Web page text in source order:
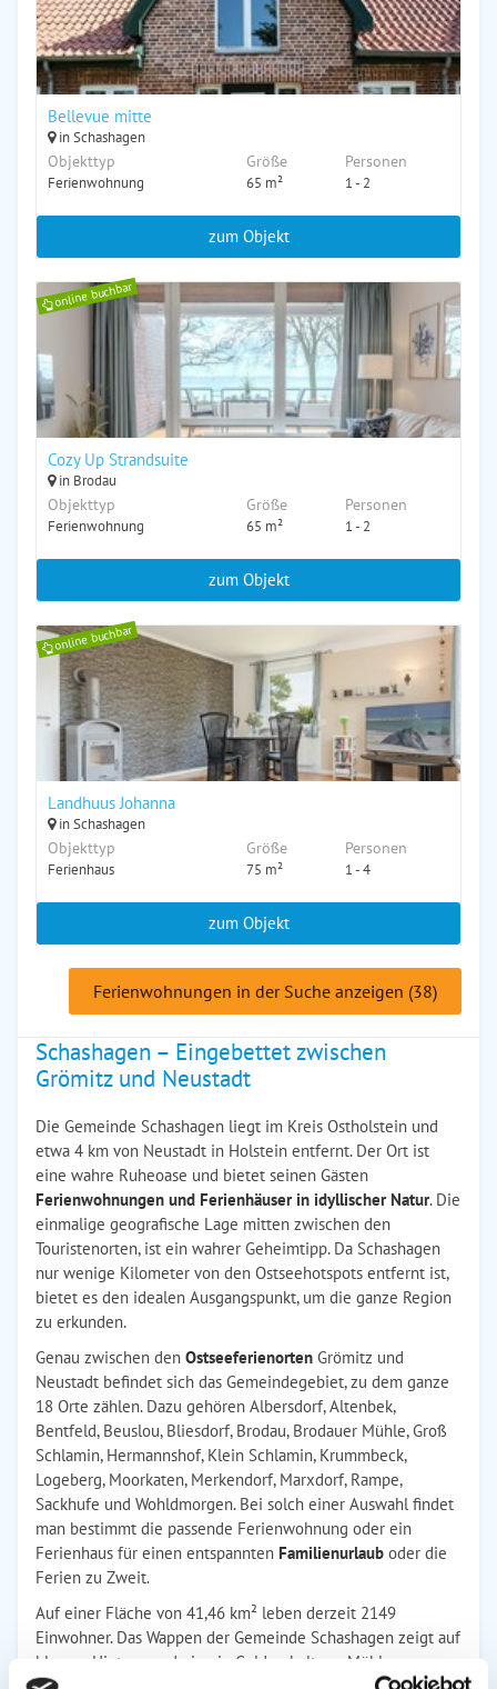
Bellevue mitte
in Schashagen
Objekttyp
Ferienwohnung
Größe
65 m²
Personen
1 - 2
zum Objekt
online buchbar
Cozy Up Strandsuite
in Brodau
Objekttyp
Ferienwohnung
Größe
65 m²
Personen
1 - 2
zum Objekt
online buchbar
Landhuus Johanna
in Schashagen
Objekttyp
Ferienhaus
Größe
75 m²
Personen
1 - 4
zum Objekt
Ferienwohnungen in der Suche anzeigen (38)
Schashagen – Eingebettet zwischen
Grömitz und Neustadt
Die Gemeinde Schashagen liegt im Kreis Ostholstein und
etwa 4 km von Neustadt in Holstein entfernt. Der Ort ist
eine wahre Ruheoase und bietet seinen Gästen
Ferienwohnungen und Ferienhäuser in idyllischer Natur. Die
einmalige geografische Lage mitten zwischen den
Touristenorten, ist ein wahrer Geheimtipp. Da Schashagen
nur wenige Kilometer von den Ostseehotspots entfernt ist,
bietet es den idealen Ausgangspunkt, um die ganze Region
zu erkunden.
Genau zwischen den Ostseeferienorten Grömitz und
Neustadt befindet sich das Gemeindegebiet, zu dem ganze
18 Orte zählen. Dazu gehören Albersdorf, Altenbek,
Bentfeld, Beuslou, Bliesdorf, Brodau, Brodauer Mühle, Groß
Schlamin, Hermannshof, Klein Schlamin, Krummbeck,
Logeberg, Moorkaten, Merkendorf, Marxdorf, Rampe,
Sackhufe und Wohldmorgen. Bei solch einer Auswahl findet
man bestimmt die passende Ferienwohnung oder ein
Ferienhaus für einen entspannten Familienurlaub oder die
Ferien zu Zweit.
Auf einer Fläche von 41,46 km² leben derzeit 2149
Einwohner. Das Wappen der Gemeinde Schashagen zeigt auf
blauem Hintergrund eine in Gold gehaltene Mühle.